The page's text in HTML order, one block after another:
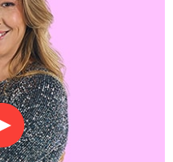
Reproducir